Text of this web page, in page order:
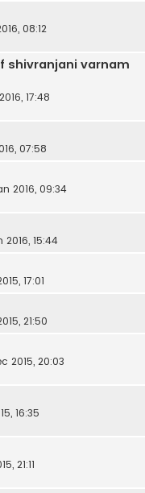
08:12
shivranjani varnam
17:48
07:58
2016, 09:34
2016, 15:44
17:01
21:50
2015, 20:03
16:35
21:11